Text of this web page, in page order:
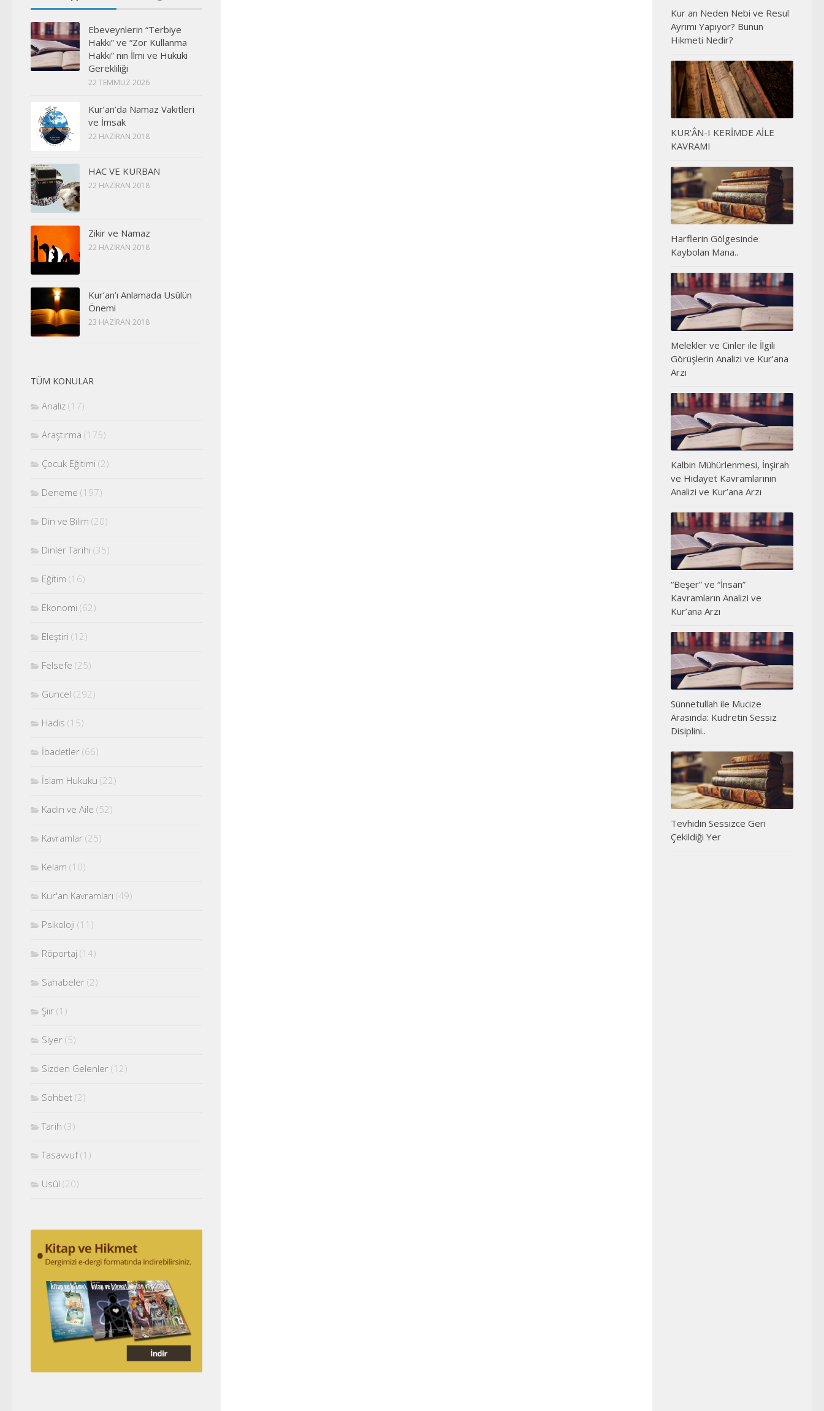
Ebeveynlerin “Terbiye
Hakkı” ve “Zor Kullanma
Hakkı” nın İlmi ve Hukuki
Gerekliliği
22 TEMMUZ 2026
Kur’an’da Namaz Vakitleri
ve İmsak
22 HAZIRAN 2018
HAC VE KURBAN
22 HAZIRAN 2018
Zikir ve Namaz
22 HAZIRAN 2018
Kur’an’ı Anlamada Usûlün
Önemi
23 HAZIRAN 2018
TÜM KONULAR
Analiz (17)
Araştırma (175)
Çocuk Eğitimi (2)
Deneme (197)
Din ve Bilim (20)
Dinler Tarihi (35)
Eğitim (16)
Ekonomi (62)
Eleştiri (12)
Felsefe (25)
Güncel (292)
Hadis (15)
İbadetler (66)
İslam Hukuku (22)
Kadın ve Aile (52)
Kavramlar (25)
Kelam (10)
Kur'an Kavramları (49)
Psikoloji (11)
Röportaj (14)
Sahabeler (2)
Şiir (1)
Siyer (5)
Sizden Gelenler (12)
Sohbet (2)
Tarih (3)
Tasavvuf(1)
Usûl (20)
Kur an Neden Nebi ve Resul
Ayrımı Yapıyor? Bunun
Hikmeti Nedir?
KUR’ÂN-I KERİMDE AİLE
KAVRAMI
Harflerin Gölgesinde
Kaybolan Mana..
Melekler ve Cinler ile İlgili
Görüşlerin Analizi ve Kur’ana
Arzı
Kalbin Mühürlenmesi, İnşirah
ve Hidayet Kavramlarının
Analizi ve Kur’ana Arzı
“Beşer” ve “İnsan”
Kavramların Analizi ve
Kur’ana Arzı
Sünnetullah ile Mucize
Arasında: Kudretin Sessiz
Disiplini..
Tevhidin Sessizce Geri
Çekildiği Yer